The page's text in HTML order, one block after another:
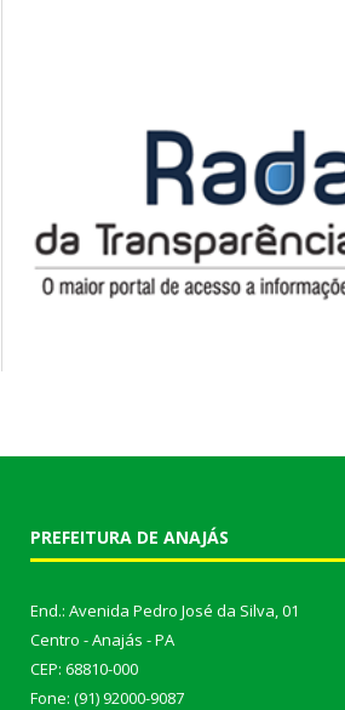
PREFEITURA DE ANAJÁS
End.: Avenida Pedro José da Silva, 01
Centro - Anajás - PA
CEP: 68810-000
Fone: (91) 92000-9087